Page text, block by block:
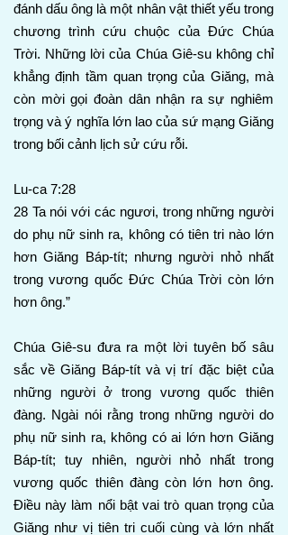
đánh dấu ông là một nhân vật thiết yếu trong
chương trình cứu chuộc của Đức Chúa
Trời. Những lời của Chúa Giê-su không chỉ
khẳng định tầm quan trọng của Giăng, mà
còn mời gọi đoàn dân nhận ra sự nghiêm
trọng và ý nghĩa lớn lao của sứ mạng Giăng
trong bối cảnh lịch sử cứu rỗi.
Lu-ca 7:28
28 Ta nói với các ngươi, trong những người
do phụ nữ sinh ra, không có tiên tri nào lớn
hơn Giăng Báp-tít; nhưng người nhỏ nhất
trong vương quốc Đức Chúa Trời còn lớn
hơn ông.”
Chúa Giê-su đưa ra một lời tuyên bố sâu
sắc về Giăng Báp-tít và vị trí đặc biệt của
những người ở trong vương quốc thiên
đàng. Ngài nói rằng trong những người do
phụ nữ sinh ra, không có ai lớn hơn Giăng
Báp-tít; tuy nhiên, người nhỏ nhất trong
vương quốc thiên đàng còn lớn hơn ông.
Điều này làm nổi bật vai trò quan trọng của
Giăng như vị tiên tri cuối cùng và lớn nhất